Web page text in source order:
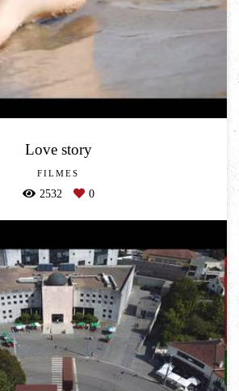
Love story
FILMES
2532 0